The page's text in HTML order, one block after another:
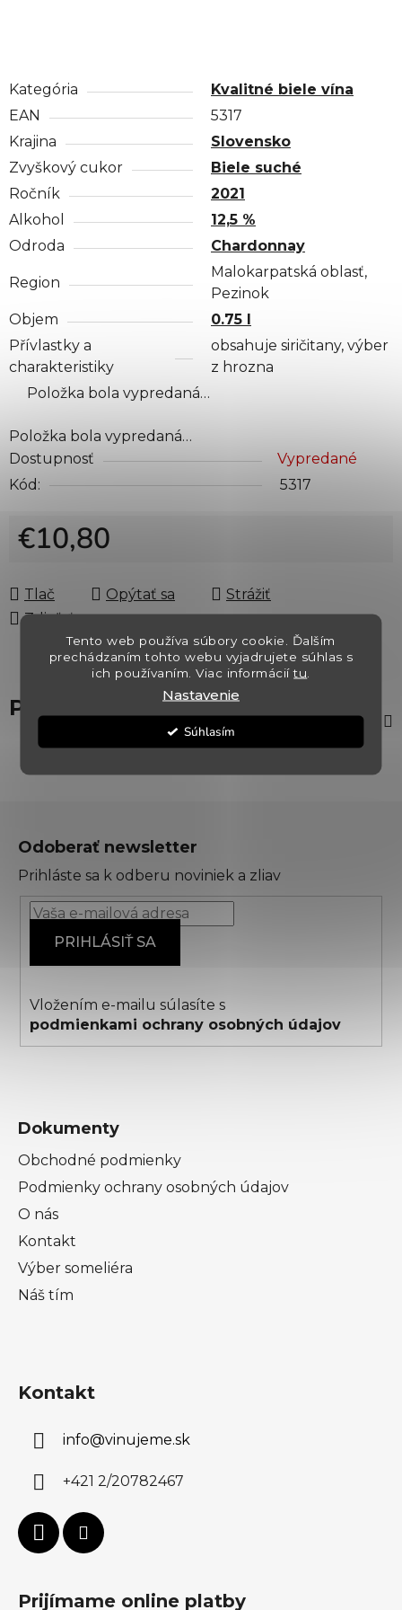
Tento web používa súbory cookie. Ďalším
prechádzaním tohto webu vyjadrujete súhlas s
ich používaním. Viac informáciítu
Nastavenie
Súhlasím
Kategória
Kvalitné biele vína
EAN
5317
Krajina
Slovensko
Zvyškový cukor
Biele suché
Ročník
2021
Alkohol
12,5 %
Odroda
Chardonnay
Region
Malokarpatská oblasť,
Pezinok
Objem
0.75 l
Přívlastky a
charakteristiky
obsahuje siričitany, výber
z hrozna
Položka bola vypredaná…
Položka bola vypredaná…
Dostupnosť
Vypredané
Kód:
5317
€10,80
Tlač
Opýtať sa
Strážiť
Zdieľať
Popis
Odoberať newsletter
Prihláste sa k odberu noviniek a zliav
PRIHLÁSIŤ SA
Vložením e-mailu súlasíte s
podmienkami ochrany osobných údajov
Dokumenty
Obchodné podmienky
Podmienky ochrany osobných údajov
O nás
Kontakt
Výber someliéra
Náš tím
Kontakt
info@vinujeme.sk
+421 2/20782467
Prijímame online platby